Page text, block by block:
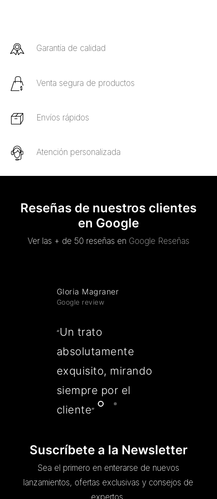
Garantía de calidad
Venta segura de productos
Envíos rápidos
Atención personalizada
Reseñas de nuestros clientes
en Google
Ver las + de 50 reseñas en Google Reseñas
Gloria Magraner
Google review
“Un trato
absolutamente
exquisito, mirando
siempre por el
cliente”
Suscríbete a la Newsletter
Sea el primero en enterarse de nuevos
lanzamientos, ofertas exclusivas y consejos de